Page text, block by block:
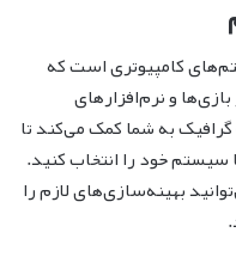
کامپیوتری است که
و نرم‌افزارهای
به شما کمک می‌کند تا
سیستم خود را انتخاب کنید.
بهینه‌سازی‌های لازم را